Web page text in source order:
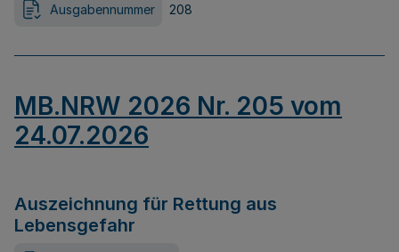
Ausgabennummer 208
MB.NRW 2026 Nr. 205 vom
24.07.2026
Auszeichnung für Rettung aus
Lebensgefahr